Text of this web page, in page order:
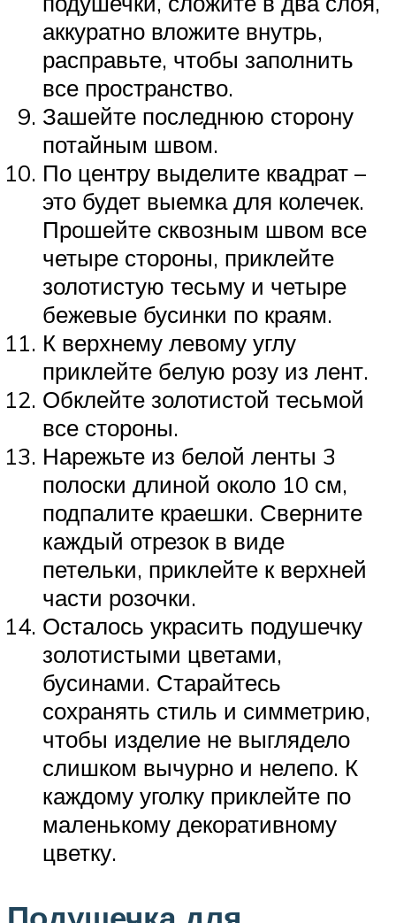
аккуратно вложите внутрь,
расправьте, чтобы заполнить
все пространство.
Зашейте последнюю сторону
потайным швом.
По центру выделите квадрат –
это будет выемка для колечек.
Прошейте сквозным швом все
четыре стороны, приклейте
золотистую тесьму и четыре
бежевые бусинки по краям.
К верхнему левому углу
приклейте белую розу из лент.
Обклейте золотистой тесьмой
все стороны.
Нарежьте из белой ленты 3
полоски длиной около 10 см,
подпалите краешки. Сверните
каждый отрезок в виде
петельки, приклейте к верхней
части розочки.
Осталось украсить подушечку
золотистыми цветами,
бусинами. Старайтесь
сохранять стиль и симметрию,
чтобы изделие не выглядело
слишком вычурно и нелепо. К
каждому уголку приклейте по
маленькому декоративному
цветку.